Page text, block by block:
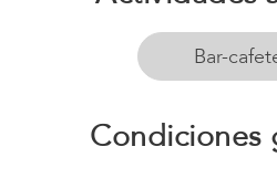
Bar-
Condiciones